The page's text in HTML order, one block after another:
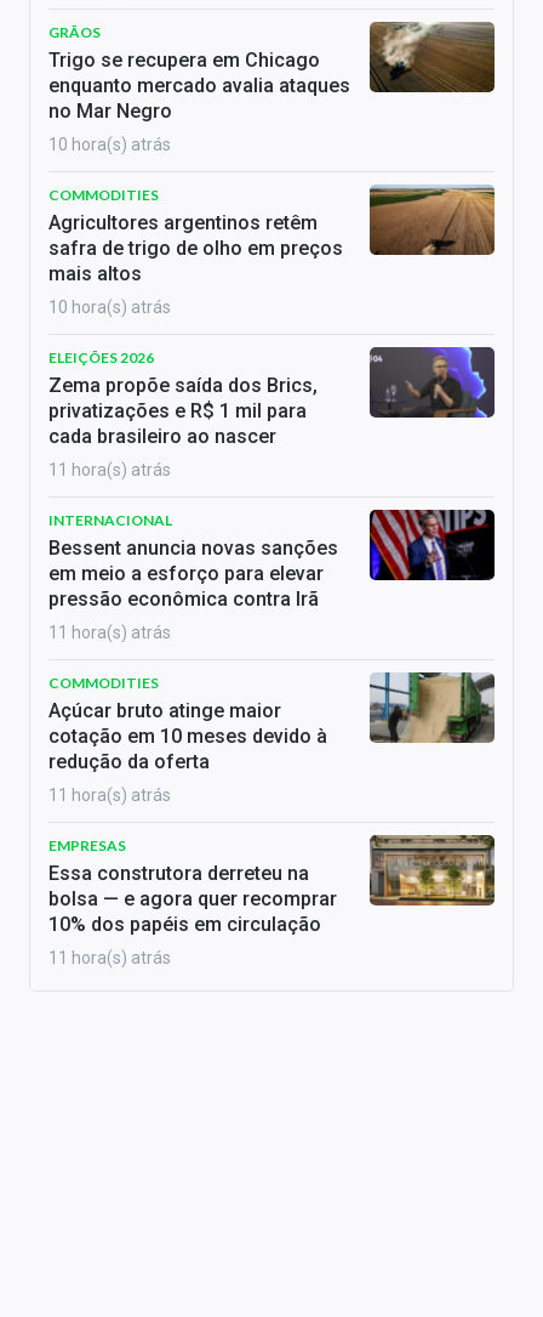
GRÃOS
Trigo se recupera em Chicago
enquanto mercado avalia ataques
no Mar Negro
10 hora(s) atrás
COMMODITIES
Agricultores argentinos retêm
safra de trigo de olho em preços
mais altos
10 hora(s) atrás
ELEIÇÕES 2026
Zema propõe saída dos Brics,
privatizações e R$ 1 mil para
cada brasileiro ao nascer
11 hora(s) atrás
INTERNACIONAL
Bessent anuncia novas sanções
em meio a esforço para elevar
pressão econômica contra Irã
11 hora(s) atrás
COMMODITIES
Açúcar bruto atinge maior
cotação em 10 meses devido à
redução da oferta
11 hora(s) atrás
EMPRESAS
Essa construtora derreteu na
bolsa — e agora quer recomprar
10% dos papéis em circulação
11 hora(s) atrás